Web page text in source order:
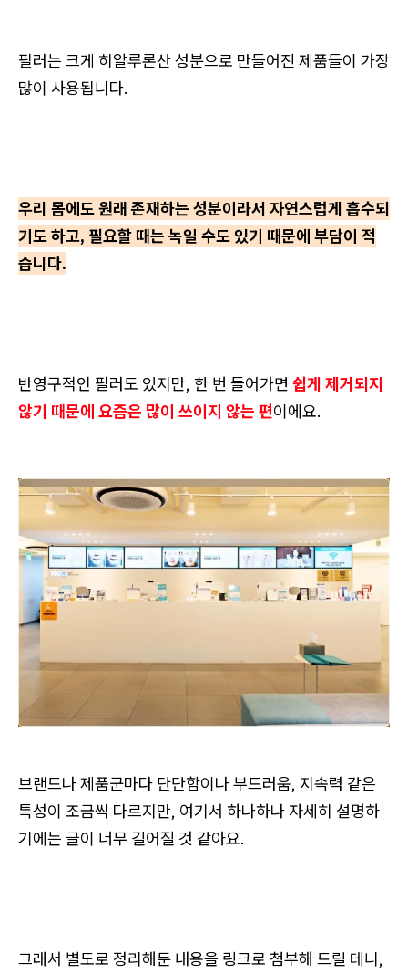
필러는 크게 히알루론산 성분으로 만들어진 제품들이 가장
많이 사용됩니다.
우리 몸에도 원래 존재하는 성분이라서 자연스럽게 흡수되
기도 하고, 필요할 때는 녹일 수도 있기 때문에 부담이 적
습니다.
반영구적인 필러도 있지만, 한 번 들어가면 쉽게 제거되지
않기 때문에 요즘은 많이 쓰이지 않는 편이에요.
브랜드나 제품군마다 단단함이나 부드러움, 지속력 같은
특성이 조금씩 다르지만, 여기서 하나하나 자세히 설명하
기에는 글이 너무 길어질 것 같아요.
그래서 별도로 정리해둔 내용을 링크로 첨부해 드릴 테니,